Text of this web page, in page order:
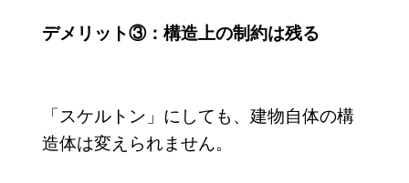
デメリット③：構造上の制約は残る
「スケルトン」にしても、建物自体の構
造体は変えられません。